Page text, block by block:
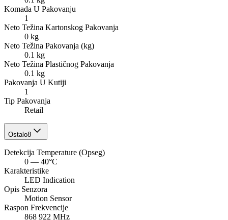
Komada U Pakovanju
1
Neto Težina Kartonskog Pakovanja
0 kg
Neto Težina Pakovanja (kg)
0.1 kg
Neto Težina Plastičnog Pakovanja
0.1 kg
Pakovanja U Kutiji
1
Tip Pakovanja
Retail
Ostalo8
Detekcija Temperature (Opseg)
0 — 40°C
Karakteristike
LED Indication
Opis Senzora
Motion Sensor
Raspon Frekvencije
868 922 MHz